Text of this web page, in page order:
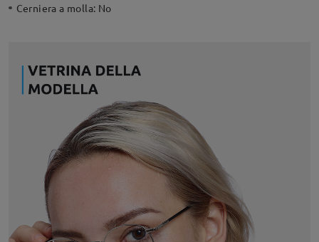
Cerniera a molla: No